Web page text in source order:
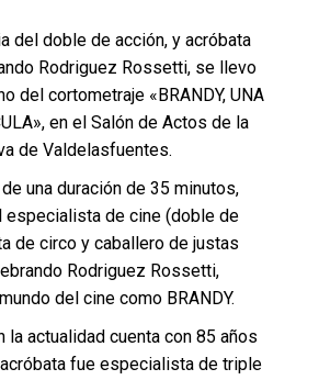
del doble de acción, y acróbata
Rodriguez Rossetti, se llevo
del cortometraje «BRANDY, UNA
en el Salón de Actos de la
de Valdelasfuentes.
una duración de 35 minutos,
especialista de cine (doble de
de circo y caballero de justas
Rodriguez Rossetti,
del cine como BRANDY.
la actualidad cuenta con 85 años
fue especialista de triple